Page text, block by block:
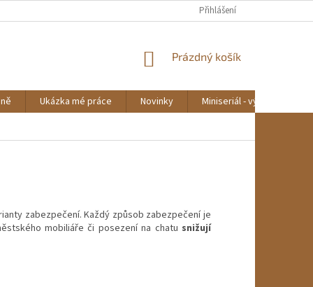
Přihlášení
NÁKUPNÍ
Prázdný košík
Ukázka mé práce Novinky Miniseriál - výroba lavičky
zabezpečení. Každý způsob zabezpečení je
mobiliáře či posezení na chatu snižují